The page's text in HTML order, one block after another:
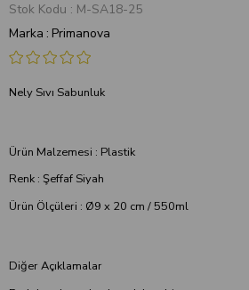
Stok Kodu
M-SA18-25
Marka : Primanova
Nely Sıvı Sabunluk
Ürün Malzemesi : Plastik
Renk : Şeffaf Siyah
Ürün Ölçüleri : Ø9 x 20 cm / 550ml
Diğer Açıklamalar